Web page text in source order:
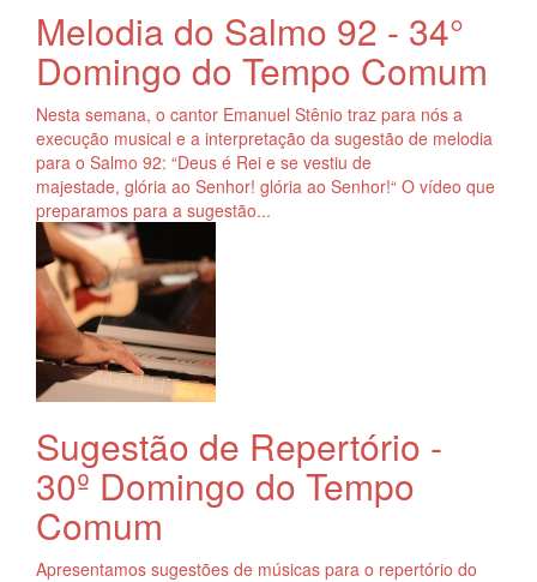
Melodia do Salmo 92 - 34°
Domingo do Tempo Comum
Nesta semana, o cantor Emanuel Stênio traz para nós a
execução musical e a interpretação da sugestão de melodia
para o Salmo 92: “Deus é Rei e se vestiu de
majestade, glória ao Senhor! glória ao Senhor!“ O vídeo que
preparamos para a sugestão...
Sugestão de Repertório -
30º Domingo do Tempo
Comum
Apresentamos sugestões de músicas para o repertório do